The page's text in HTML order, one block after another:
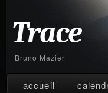
Trace
Bruno Mazier
accueil